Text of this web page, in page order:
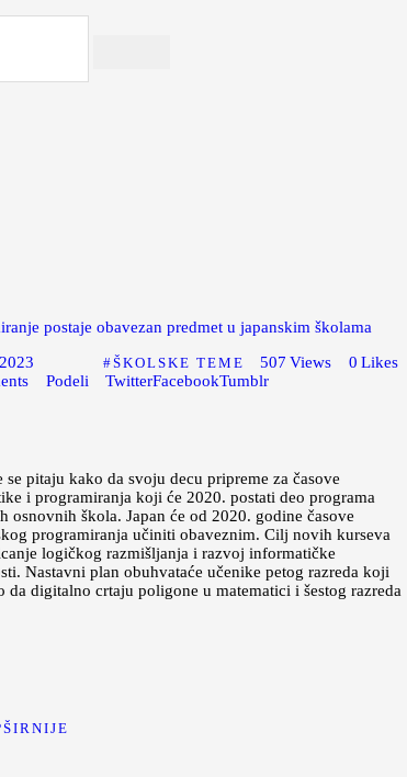
postaje obavezan predmet u japanskim školama
ŠKOLSKE TEME 507 Views 0 Likes
Podeli TwitterFacebookTumblr
se pitaju kako da svoju decu pripreme za časove
i programiranja koji će 2020. postati deo programa
osnovnih škola. Japan će od 2020. godine časove
programiranja učiniti obaveznim. Cilј novih kurseva
logičkog razmišlјanja i razvoj informatičke
Nastavni plan obuhvataće učenike petog razreda koji
da digitalno crtaju poligone u matematici i šestog razreda